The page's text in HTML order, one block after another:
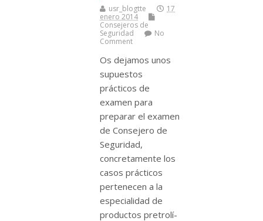
usr_blogtte
17
enero 2014
Consejeros de
Seguridad
No
Comment
Os dejamos unos
supuestos
prácticos de
examen para
preparar el examen
de Consejero de
Seguridad,
concretamente los
casos prácticos
pertenecen a la
especialidad de
productos pretrolí­